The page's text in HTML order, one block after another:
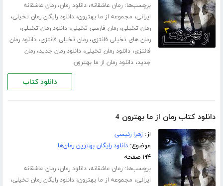
برچسب‌ها:رمان عاشقانه،دانلود رمان،رمان عاشقانه
ایرانی، مجموعه از ما بهترون،دانلود رایگان رمان تخیلی،
رمان تخیلی،رمان فارسی تخیلی،دانلود رمان تخیلی،
رمان های تخیلی فانتزی،رمان تخیلی فانتزی،دانلود رمان
فانتزی،دانلود رمان تخیلی،دانلود رمان جدید،رمان
جدید،دانلود رمان از ما بهترون
دانلود کتاب
دانلود کتاب رمان از ما بهترون 4
از:زهرا رئیسی
موضوع:دانلود رایگان بهترین رمان‌ها
۱۹۴ صفحه
برچسب‌ها:رمان عاشقانه،دانلود رمان،رمان عاشقانه
ایرانی، مجموعه از ما بهترون،دانلود رایگان رمان تخیلی،